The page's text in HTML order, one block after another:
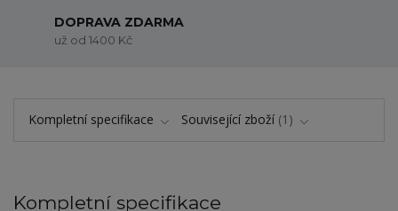
DOPRAVA ZDARMA
už od 1400 Kč
Kompletní specifikace Související zboží 1
Kompletní specifikace